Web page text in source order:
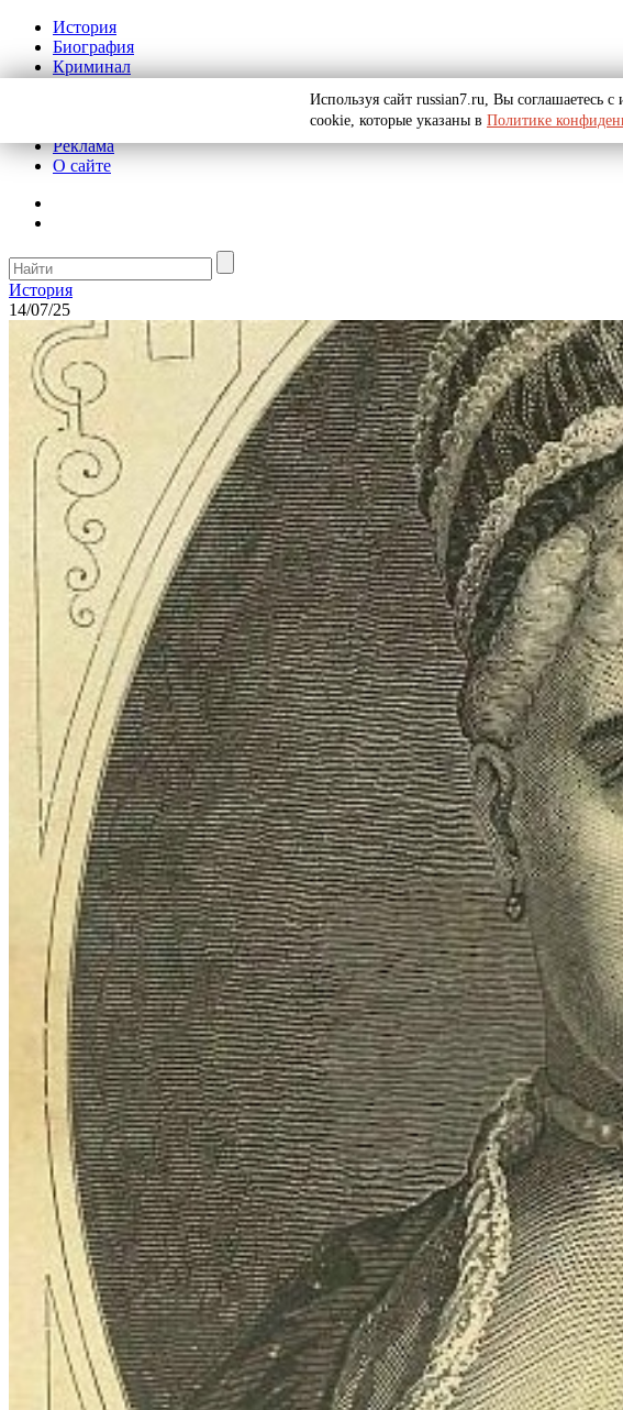
История
Биография
Криминал
Реклама
О сайте
История
14/07/25
Используя сайт russian7.ru, Вы соглашаетесь
cookie, которые указаны в Политике